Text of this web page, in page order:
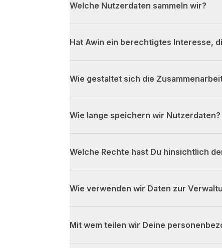
Welche Nutzerdaten sammeln wir?
Hat Awin ein berechtigtes Interesse,
Wie gestaltet sich die
Wie lange speichern wir Nutzerdaten?
Welche Rechte hast Du hinsichtlich
Wie verwenden wir Daten zur
Mit wem teilen wir Deine